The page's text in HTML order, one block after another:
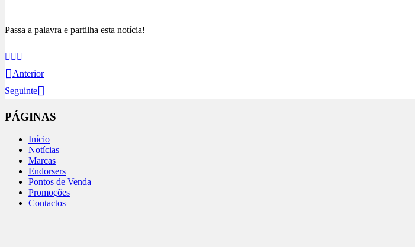
Passa a palavra e partilha esta notícia!
Anterior
Seguinte
PÁGINAS
Início
Notícias
Marcas
Endorsers
Pontos de Venda
Promoções
Contactos